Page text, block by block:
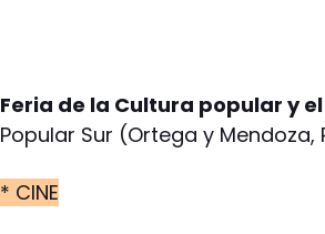
Feria de la Cultura popular y
Popular Sur (Ortega y
* CINE